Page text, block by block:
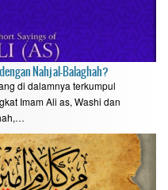
Nahj al-Balaghah?
di dalamnya terkumpul
Imam Ali as, Washi dan